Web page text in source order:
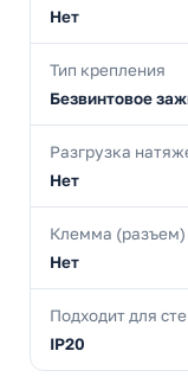
Нет
Тип крепления
Безвинтовое
Разгрузка
Нет
Клемма (разъем)
Нет
Подходит для
IP20